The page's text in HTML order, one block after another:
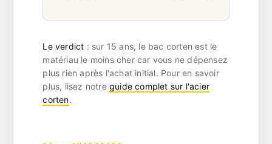
Le verdict : sur 15 ans, le bac corten est le
matériau le moins cher car vous ne dépensez
plus rien après l'achat initial. Pour en savoir
plus, lisez notre guide complet sur l'acier
corten.